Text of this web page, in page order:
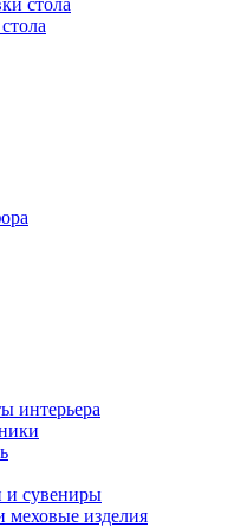
стола
интерьера
и сувениры
меховые изделия